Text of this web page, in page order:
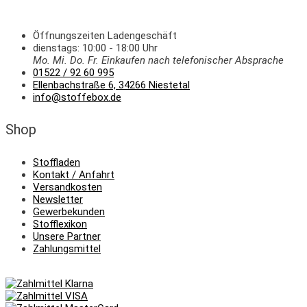
Öffnungszeiten Ladengeschäft
dienstags: 10:00 - 18:00 Uhr
Mo. Mi. Do. Fr. Einkaufen nach telefonischer Absprache
01522 / 92 60 995
Ellenbachstraße 6, 34266 Niestetal
info@stoffebox.de
Shop
Stoffladen
Kontakt / Anfahrt
Versandkosten
Newsletter
Gewerbekunden
Stofflexikon
Unsere Partner
Zahlungsmittel